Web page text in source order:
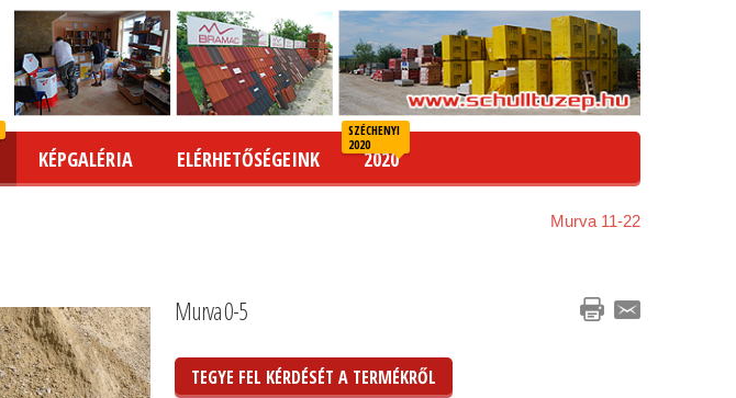
KÉPGALÉRIA ELÉRHETŐSÉGEINK 2020
SZÉCHENYI
2020
Murva 11-22
Murva 0-5
TEGYE FEL KÉRDÉSÉT A TERMÉKRŐL